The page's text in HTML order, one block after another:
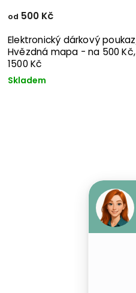
Elektronický dárkový
Hvězdná mapa - na 500 Kč,
1500 Kč
Skladem
od 500 Kč